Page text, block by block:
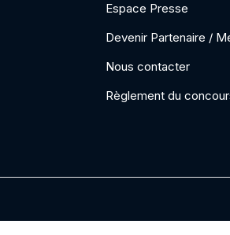
Espace Presse
Devenir Partenaire /
Nous contacter
Règlement du